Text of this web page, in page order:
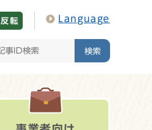
反転 Language
検索